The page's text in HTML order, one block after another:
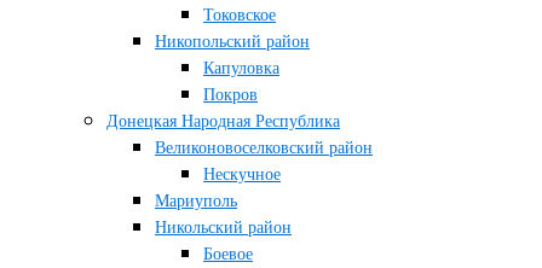
Токовское
Никопольский район
Капуловка
Покров
Донецкая Народная Республика
Великоновоселковский район
Нескучное
Мариуполь
Никольский район
Боевое